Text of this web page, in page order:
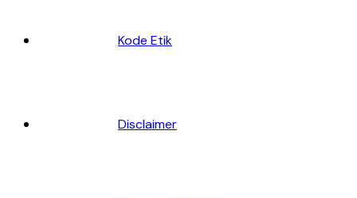
Kode Etik
Disclaimer